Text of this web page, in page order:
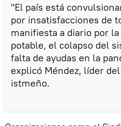
"El país está
por insatisfacciones de
manifiesta a diario por
potable, el colapso del
falta de ayudas en la
explicó Méndez, líder
istmeño.